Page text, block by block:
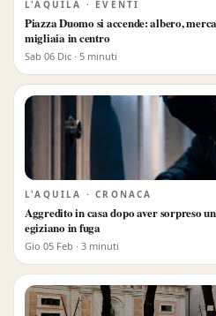
L'AQUILA · EVENTI
Piazza Duomo si accende: albero,
migliaia in centro
Sab 06 Dic · 5 minuti
L'AQUILA · CRONACA
Aggredito in casa dopo aver sorpreso
egiziano in fuga
Gio 05 Feb · 3 minuti